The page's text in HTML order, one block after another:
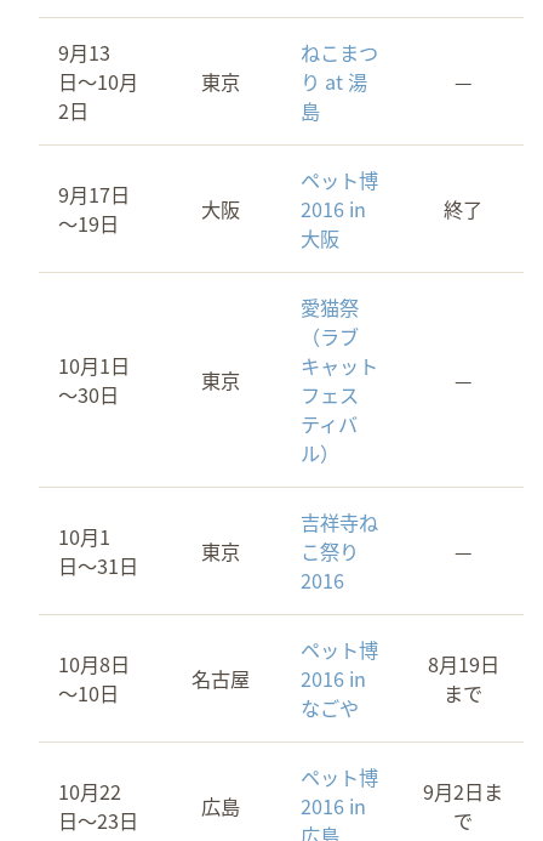
9月13
日〜10月
2日
東京
ねこまつ
り at 湯
島
—
9月17日
～19日
大阪
ペット博
2016 in
大阪
終了
10月1日
～30日
東京
愛猫祭
（ラブ
キャット
フェス
ティバ
ル）
—
10月1
日〜31日
東京
吉祥寺ね
こ祭り
2016
—
10月8日
～10日
名古屋
ペット博
2016 in
なごや
8月19日
まで
10月22
日～23日
広島
ペット博
2016 in
広島
9月2日ま
で